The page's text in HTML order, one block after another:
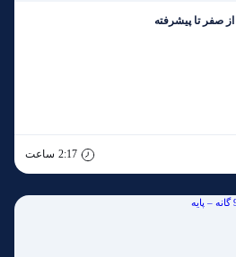
صفر تا پیشرفته
2:17 ساعت